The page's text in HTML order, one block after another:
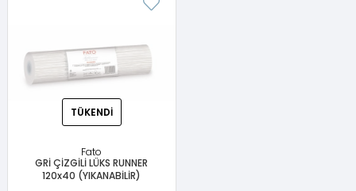
TÜKENDI
Fato
GRİ ÇİZGİLİ LÜKS RUNNER
120x40 (YIKANABİLİR)